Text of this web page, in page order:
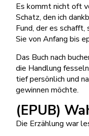
Es kommt nicht oft
Schatz, den ich
Fund, der es
Sie von Anfang bis
Das Buch nach
die Handlung
tief persönlich und
gewinnen möchte.
(EPUB)
Die Erzählung war